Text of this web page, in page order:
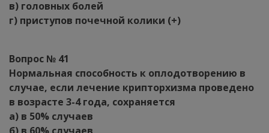
в) головных болей
г) приступов почечной колики (+)
Вопрос № 41
Нормальная способность к оплодотворению в
случае, если лечение крипторхизма проведено
в возрасте 3-4 года, сохраняется
а) в 50% случаев